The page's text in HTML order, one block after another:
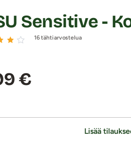
Sensitive -
16 tähtiarvostelua
€
Lisää